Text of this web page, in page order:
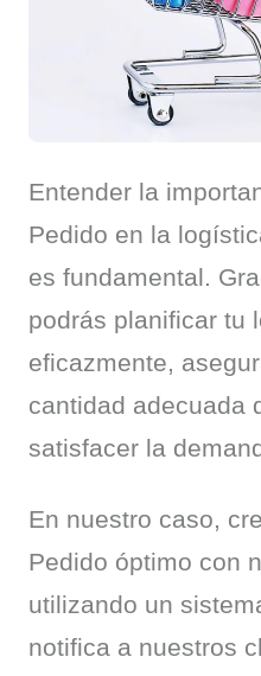
Entender la
Pedido en la
es fundamental.
podrás planificar tu
eficazmente,
cantidad adecuada
satisfacer la
En nuestro caso,
Pedido óptimo con
utilizando un
notifica a nuestros